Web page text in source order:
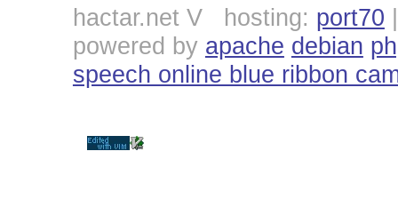
hactar.net V hosting: port70
powered by apache debian
speech online blue ribbon